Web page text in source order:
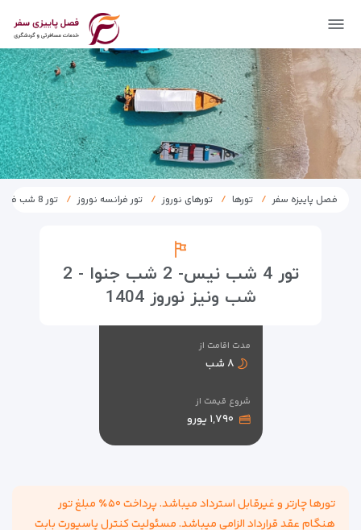
فصل پاییزه سفر تورها تورهای نوروز تور فرانسه نوروز تور 8 شب فرانسه – ایتالیا نوروز 1404
تور 4 شب نیس- 2 شب جنوا - 2
شب ونیز نوروز 1404
مدت اقامت از
۸ شب
شروع قیمت از
۱,۷۹۰ یورو
تورها چارتر و غیرقابل استرداد میباشد. پرداخت ۵۰٪ مبلغ تور
هنگام عقد قرارداد الزامی میباشد. مسئولیت کنترل پاسپورت بابت